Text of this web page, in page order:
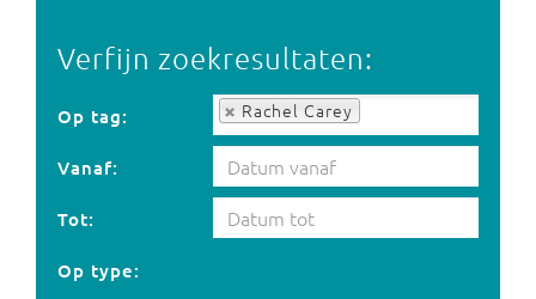
Verfijn zoekresultaten:
Op tag: Rachel Carey
Op tag:
Vanaf:
Tot:
Op type: